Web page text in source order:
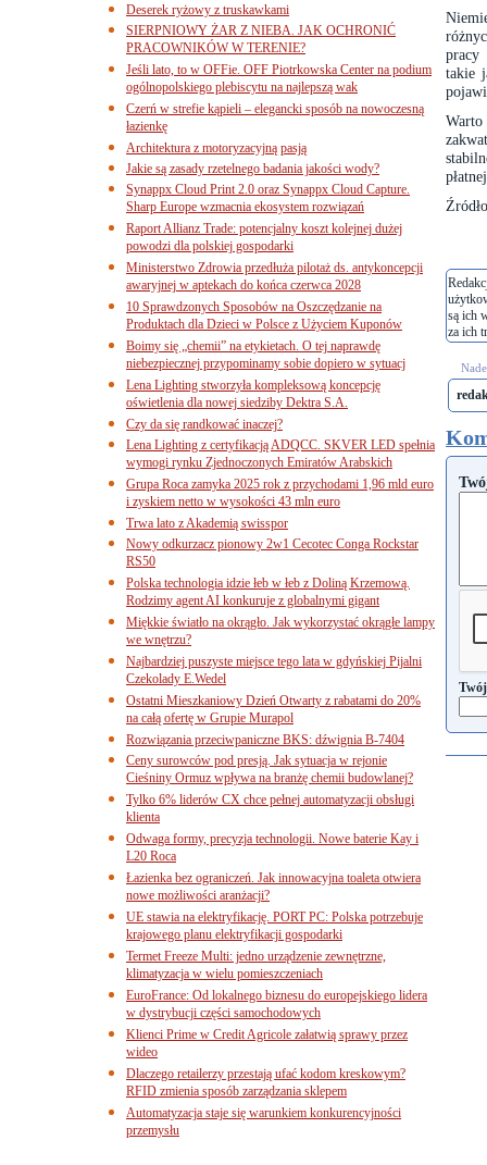
pracy
takie
są ich
za ich
Deserek ryżowy z truskawkami
SIERPNIOWY ŻAR Z NIEBA. JAK OCHRONIĆ
PRACOWNIKÓW W TERENIE?
Jeśli lato, to w OFFie. OFF Piotrkowska Center na podium
ogólnopolskiego plebiscytu na najlepszą wak
Czerń w strefie kąpieli – elegancki sposób na nowoczesną
łazienkę
Architektura z motoryzacyjną pasją
Jakie są zasady rzetelnego badania jakości wody?
Synappx Cloud Print 2.0 oraz Synappx Cloud Capture.
Sharp Europe wzmacnia ekosystem rozwiązań
Raport Allianz Trade: potencjalny koszt kolejnej dużej
powodzi dla polskiej gospodarki
Ministerstwo Zdrowia przedłuża pilotaż ds. antykoncepcji
awaryjnej w aptekach do końca czerwca 2028
10 Sprawdzonych Sposobów na Oszczędzanie na
Produktach dla Dzieci w Polsce z Użyciem Kuponów
Boimy się „chemii” na etykietach. O tej naprawdę
niebezpiecznej przypominamy sobie dopiero w sytuacj
Lena Lighting stworzyła kompleksową koncepcję
oświetlenia dla nowej siedziby Dektra S.A.
Czy da się randkować inaczej?
Lena Lighting z certyfikacją ADQCC. SKVER LED spełnia
wymogi rynku Zjednoczonych Emiratów Arabskich
Grupa Roca zamyka 2025 rok z przychodami 1,96 mld euro
i zyskiem netto w wysokości 43 mln euro
Trwa lato z Akademią swisspor
Nowy odkurzacz pionowy 2w1 Cecotec Conga Rockstar
RS50
Polska technologia idzie łeb w łeb z Doliną Krzemową.
Rodzimy agent AI konkuruje z globalnymi gigant
Miękkie światło na okrągło. Jak wykorzystać okrągłe lampy
we wnętrzu?
Najbardziej puszyste miejsce tego lata w gdyńskiej Pijalni
Czekolady E.Wedel
Ostatni Mieszkaniowy Dzień Otwarty z rabatami do 20%
na całą ofertę w Grupie Murapol
Rozwiązania przeciwpaniczne BKS: dźwignia B-7404
Ceny surowców pod presją. Jak sytuacja w rejonie
Cieśniny Ormuz wpływa na branżę chemii budowlanej?
Tylko 6% liderów CX chce pełnej automatyzacji obsługi
klienta
Odwaga formy, precyzja technologii. Nowe baterie Kay i
L20 Roca
Łazienka bez ograniczeń. Jak innowacyjna toaleta otwiera
nowe możliwości aranżacji?
UE stawia na elektryfikację. PORT PC: Polska potrzebuje
krajowego planu elektryfikacji gospodarki
Termet Freeze Multi: jedno urządzenie zewnętrzne,
klimatyzacja w wielu pomieszczeniach
EuroFrance: Od lokalnego biznesu do europejskiego lidera
w dystrybucji części samochodowych
Klienci Prime w Credit Agricole załatwią sprawy przez
wideo
Dlaczego retailerzy przestają ufać kodom kreskowym?
RFID zmienia sposób zarządzania sklepem
Automatyzacja staje się warunkiem konkurencyjności
przemysłu